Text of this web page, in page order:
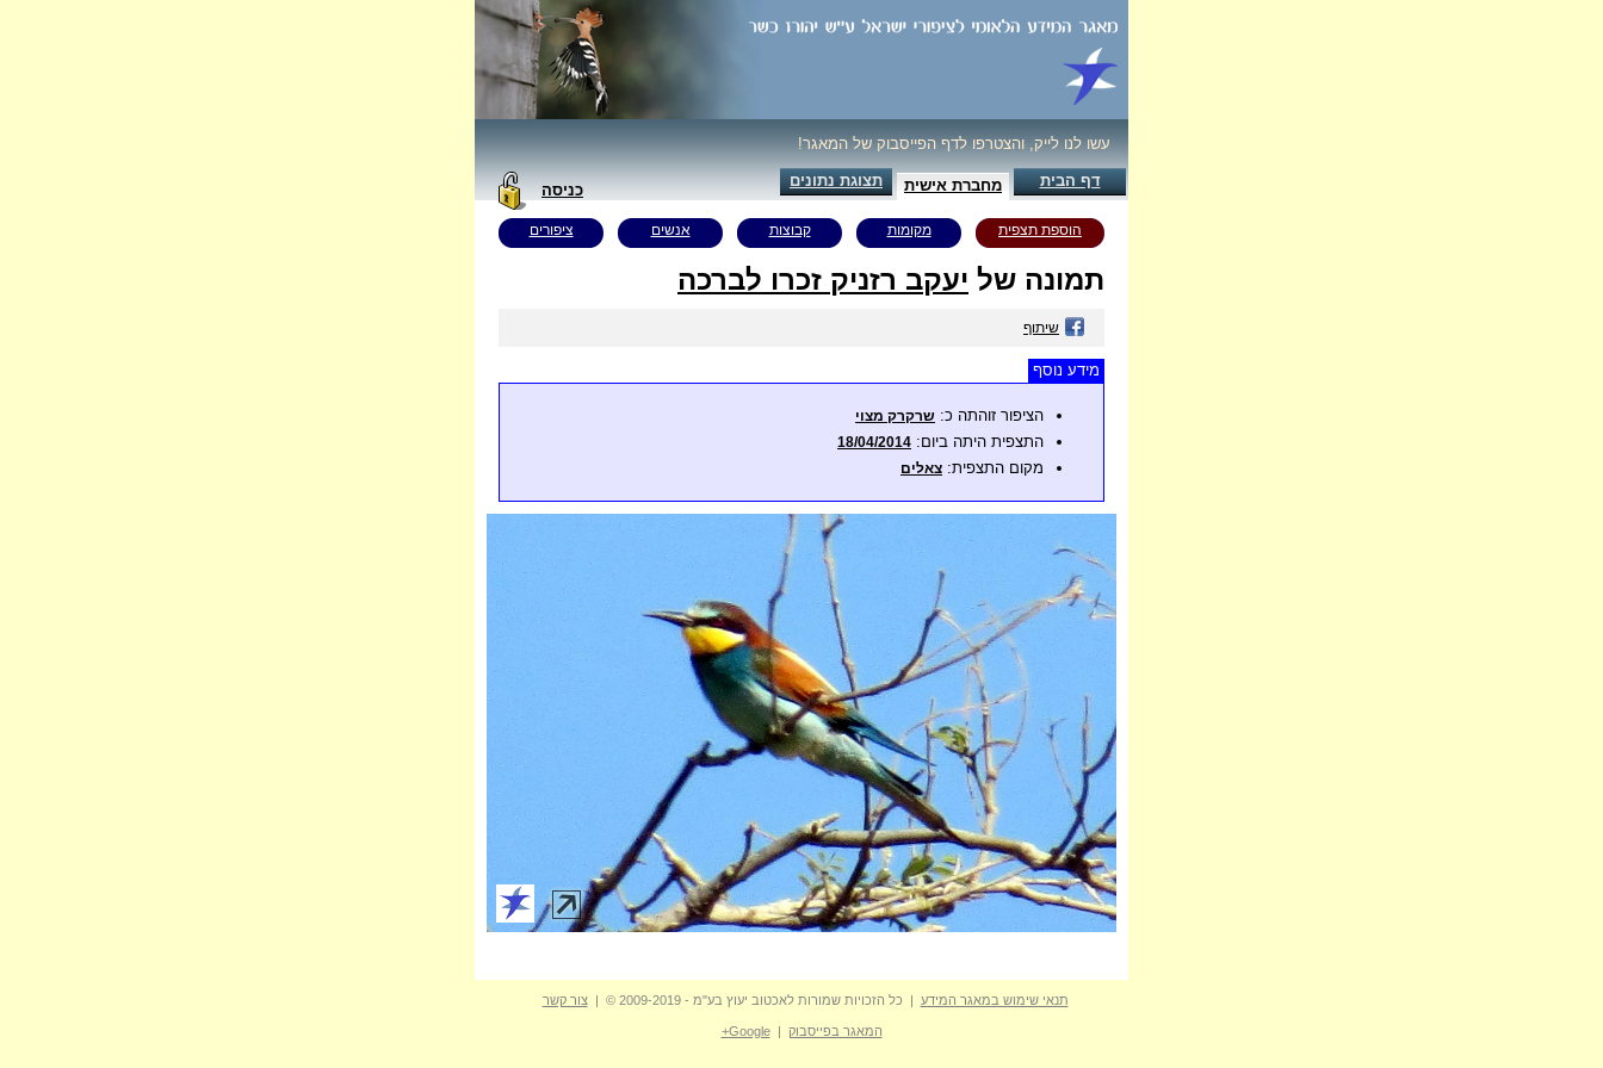
עשו לנו לייק, והצטרפו לדף הפייסבוק של המאגר!
דף הבית מחברת אישית תצוגת נתונים
כניסה
הוספת תצפית מקומות קבוצות אנשים ציפורים
תמונה של יעקב רזניק זכרו לברכה
שיתוף
מידע נוסף
הציפור זוהתה כ: שרקרק מצוי
התצפית היתה ביום: 18/04/2014
מקום התצפית: צאלים
תנאי שימוש במאגר המידע | כל הזכויות שמורות לאכטוב יעוץ בע"מ - 2009-2019 © | צור קשר
המאגר בפייסבוק |
Google+